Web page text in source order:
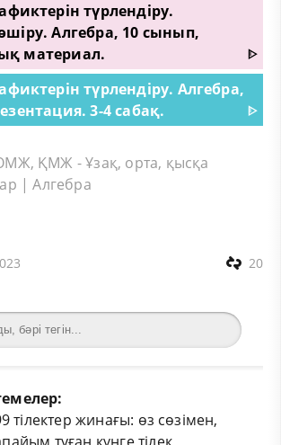
түрлендіру.
Алгебра, 10 сынып,
материал.
ᐈ
түрлендіру. Алгебра,
3-4 сабақ.
ᐈ
ҚМЖ - Ұзақ, орта, қысқа
|Алгебра
20
тілектер жинағы: өз сөзімен,
туған күнге тілек